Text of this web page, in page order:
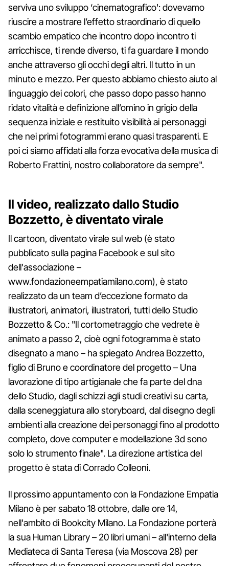
serviva uno sviluppo ‘cinematografico': dovevamo
riuscire a mostrare l’effetto straordinario di quello
scambio empatico che incontro dopo incontro ti
arricchisce, ti rende diverso, ti fa guardare il mondo
anche attraverso gli occhi degli altri. Il tutto in un
minuto e mezzo. Per questo abbiamo chiesto aiuto al
linguaggio dei colori, che passo dopo passo hanno
ridato vitalità e definizione all’omino in grigio della
sequenza iniziale e restituito visibilità ai personaggi
che nei primi fotogrammi erano quasi trasparenti. E
poi ci siamo affidati alla forza evocativa della musica di
Roberto Frattini, nostro collaboratore da sempre".
Il video, realizzato dallo Studio
Bozzetto, è diventato virale
Il cartoon, diventato virale sul web (è stato
pubblicato sulla pagina Facebook e sul sito
dell'associazione –
www.fondazioneempatiamilano.com), è stato
realizzato da un team d’eccezione formato da
illustratori, animatori, illustratori, tutti dello Studio
Bozzetto & Co.: "Il cortometraggio che vedrete è
animato a passo 2, cioè ogni fotogramma è stato
disegnato a mano – ha spiegato Andrea Bozzetto,
figlio di Bruno e coordinatore del progetto – Una
lavorazione di tipo artigianale che fa parte del dna
dello Studio, dagli schizzi agli studi creativi su carta,
dalla sceneggiatura allo storyboard, dal disegno degli
ambienti alla creazione dei personaggi fino al prodotto
completo, dove computer e modellazione 3d sono
solo lo strumento finale". La direzione artistica del
progetto è stata di Corrado Colleoni.
Il prossimo appuntamento con la Fondazione Empatia
Milano è per sabato 18 ottobre, dalle ore 14,
nell'ambito di Bookcity Milano. La Fondazione porterà
la sua Human Library – 20 libri umani – all'interno della
Mediateca di Santa Teresa (via Moscova 28) per